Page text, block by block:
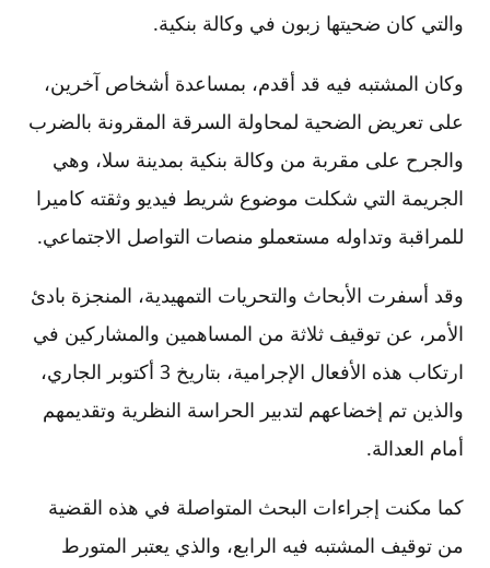
والتي كان ضحيتها زبون في وكالة بنكية.
وكان المشتبه فيه قد أقدم، بمساعدة أشخاص آخرين،
على تعريض الضحية لمحاولة السرقة المقرونة بالضرب
والجرح على مقربة من وكالة بنكية بمدينة سلا، وهي
الجريمة التي شكلت موضوع شريط فيديو وثقته كاميرا
للمراقبة وتداوله مستعملو منصات التواصل الاجتماعي.
وقد أسفرت الأبحاث والتحريات التمهيدية، المنجزة بادئ
الأمر، عن توقيف ثلاثة من المساهمين والمشاركين في
ارتكاب هذه الأفعال الإجرامية، بتاريخ 3 أكتوبر الجاري،
والذين تم إخضاعهم لتدبير الحراسة النظرية وتقديمهم
أمام العدالة.
كما مكنت إجراءات البحث المتواصلة في هذه القضية
من توقيف المشتبه فيه الرابع، والذي يعتبر المتورط